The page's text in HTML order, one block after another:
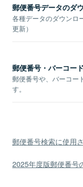
郵便番号データのダ
各種データのダウンロ
更新）
郵便番号・バーコー
郵便番号や、バーコー
す。
郵便番号検索に使用
2025年度版郵便番号